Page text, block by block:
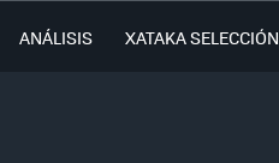
ANÁLISIS XATAKA SELECCIÓN